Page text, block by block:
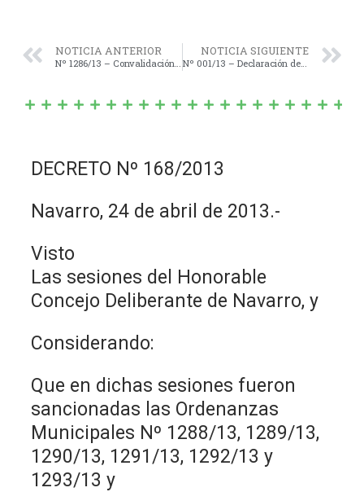
NOTICIA ANTERIOR
Nº 1286/13 – Convalidación Contratos Leasing Nº 314-315-316-317/13
NOTICIA SIGUIENTE
Nº 001/13 – Declaración de Interés Municipal la 6ª Edición de la «Fiesta del Buñuelo Navarrense».
DECRETO Nº 168/2013
Navarro, 24 de abril de 2013.-
Visto
Las sesiones del Honorable
Concejo Deliberante de Navarro, y
Considerando:
Que en dichas sesiones fueron
sancionadas las Ordenanzas
Municipales Nº 1288/13, 1289/13,
1290/13, 1291/13, 1292/13 y
1293/13 y